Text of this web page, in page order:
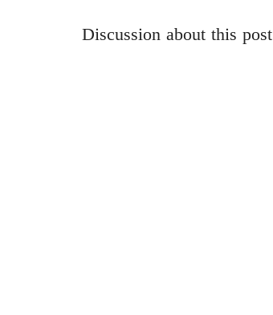
Discussion about this post